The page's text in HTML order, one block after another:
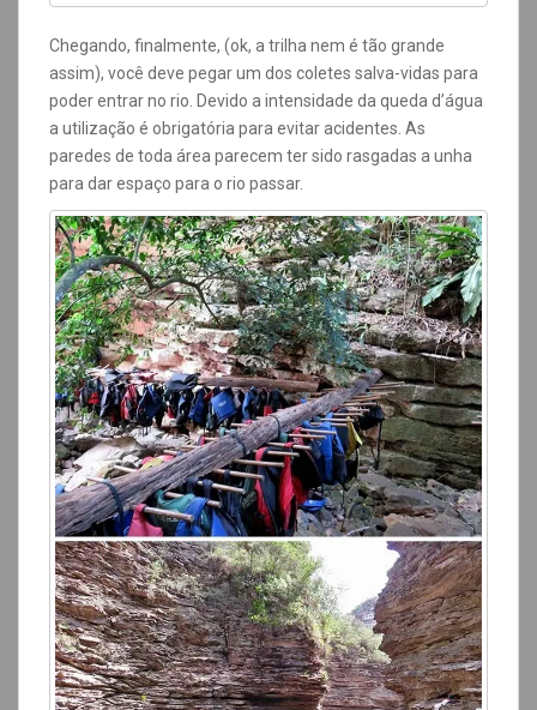
Chegando, finalmente, (ok, a trilha nem é tão grande
assim), você deve pegar um dos coletes salva-vidas para
poder entrar no rio. Devido a intensidade da queda d’água
a utilização é obrigatória para evitar acidentes. As
paredes de toda área parecem ter sido rasgadas a unha
para dar espaço para o rio passar.